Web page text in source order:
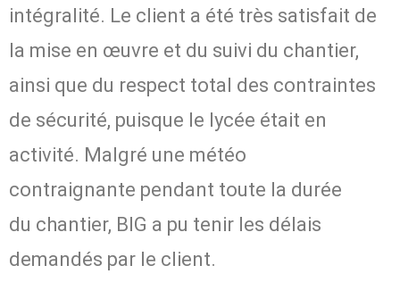
intégralité. Le client a été très satisfait de
la mise en œuvre et du suivi du chantier,
ainsi que du respect total des contraintes
de sécurité, puisque le lycée était en
activité. Malgré une météo
contraignante pendant toute la durée
du chantier, BIG a pu tenir les délais
demandés par le client.